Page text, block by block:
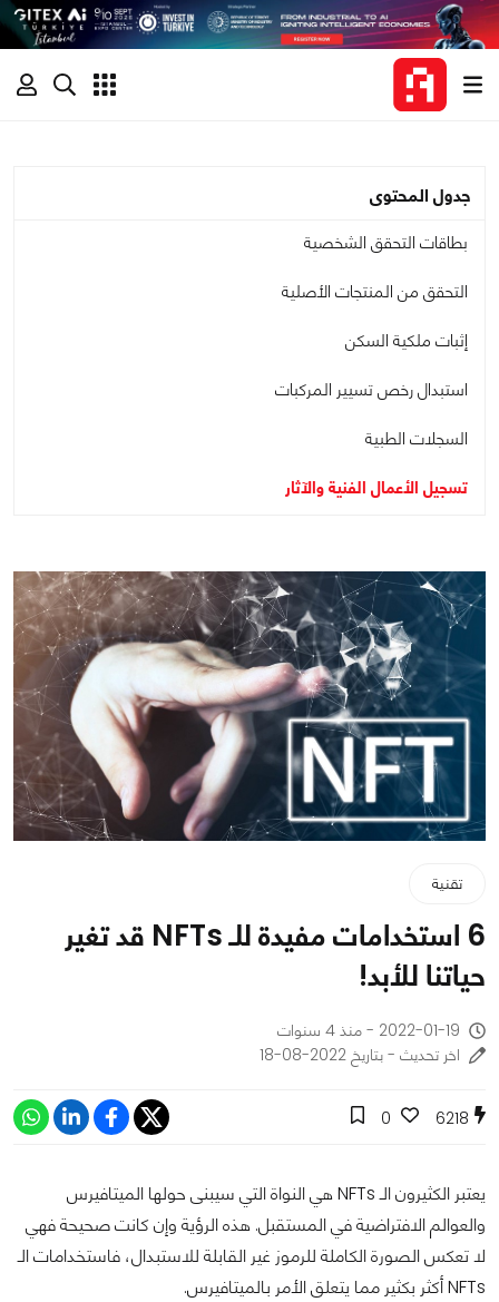
جدول المحتوى
بطاقات التحقق الشخصية
التحقق من المنتجات الأصلية
إثبات ملكية السكن
استبدال رخص تسيير المركبات
السجلات الطبية
تسجيل الأعمال الفنية والآثار
تقنية
6 استخدامات مفيدة للـ NFTs قد تغير
حياتنا للأبد!
2022-01-19 - منذ 4 سنوات
اخر تحديث - بتاريخ 2022-08-18
6218
0
يعتبر الكثيرون الـ NFTs هي النواة التي سيبنى حولها الميتافيرس
والعوالم الافتراضية في المستقبل. هذه الرؤية وإن كانت صحيحة فهي
لا تعكس الصورة الكاملة للرموز غير القابلة للاستبدال، فاستخدامات الـ
NFTs أكثر بكثير مما يتعلق الأمر بالميتافيرس.